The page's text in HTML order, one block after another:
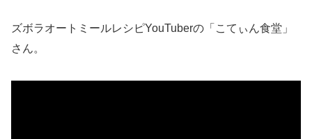
ズボラオートミールレシピYouTuberの「こてぃん食堂」
さん。